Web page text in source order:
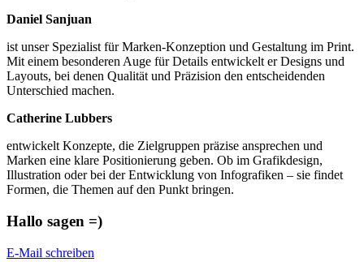
Daniel Sanjuan
ist unser Spezialist für Marken-Konzeption und Gestaltung im Print.
Mit einem besonderen Auge für Details entwickelt er Designs und
Layouts, bei denen Qualität und Präzision den entscheidenden
Unterschied machen.
Catherine Lubbers
entwickelt Konzepte, die Zielgruppen präzise ansprechen und
Marken eine klare Positionierung geben. Ob im Grafikdesign,
Illustration oder bei der Entwicklung von Infografiken – sie findet
Formen, die Themen auf den Punkt bringen.
Hallo sagen =)
E-Mail schreiben